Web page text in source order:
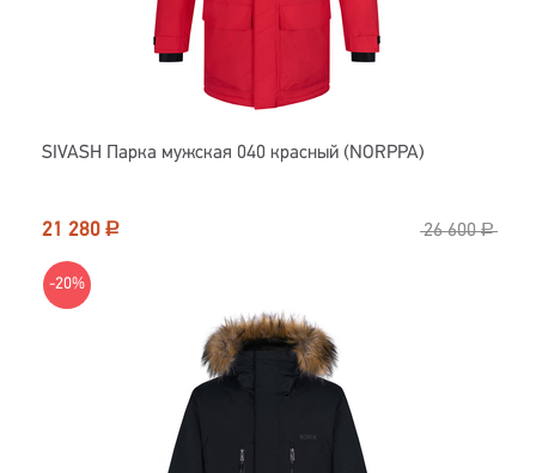
SIVASH Парка мужская 040 красный (NORPPA)
21 280 Р 26 600 Р
-20%